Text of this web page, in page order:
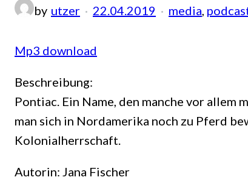
by utzer 22.04.2019 media
Mp3 download
Beschreibung:
Pontiac. Ein Name, den manche vor
man sich in Nordamerika noch zu Pferd
Kolonialherrschaft.
Autorin: Jana Fischer